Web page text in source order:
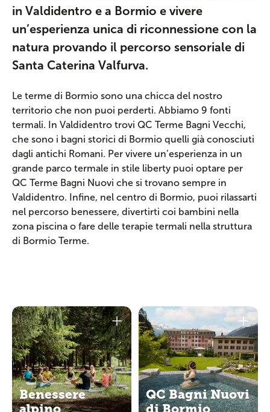
in Valdidentro e a Bormio e vivere
un’esperienza unica di riconnessione con la
natura provando il percorso sensoriale di
Santa Caterina Valfurva.
Le terme di Bormio sono una chicca del nostro
territorio che non puoi perderti. Abbiamo 9 fonti
termali. In Valdidentro trovi QC Terme Bagni Vecchi,
che sono i bagni storici di Bormio quelli già conosciuti
dagli antichi Romani. Per vivere un’esperienza in un
grande parco termale in stile liberty puoi optare per
QC Terme Bagni Nuovi che si trovano sempre in
Valdidentro. Infine, nel centro di Bormio, puoi rilassarti
nel percorso benessere, divertirti coi bambini nella
zona piscina o fare delle terapie termali nella struttura
di Bormio Terme.
Benessere
alpino
QC Bagni Nuovi
di Bormio